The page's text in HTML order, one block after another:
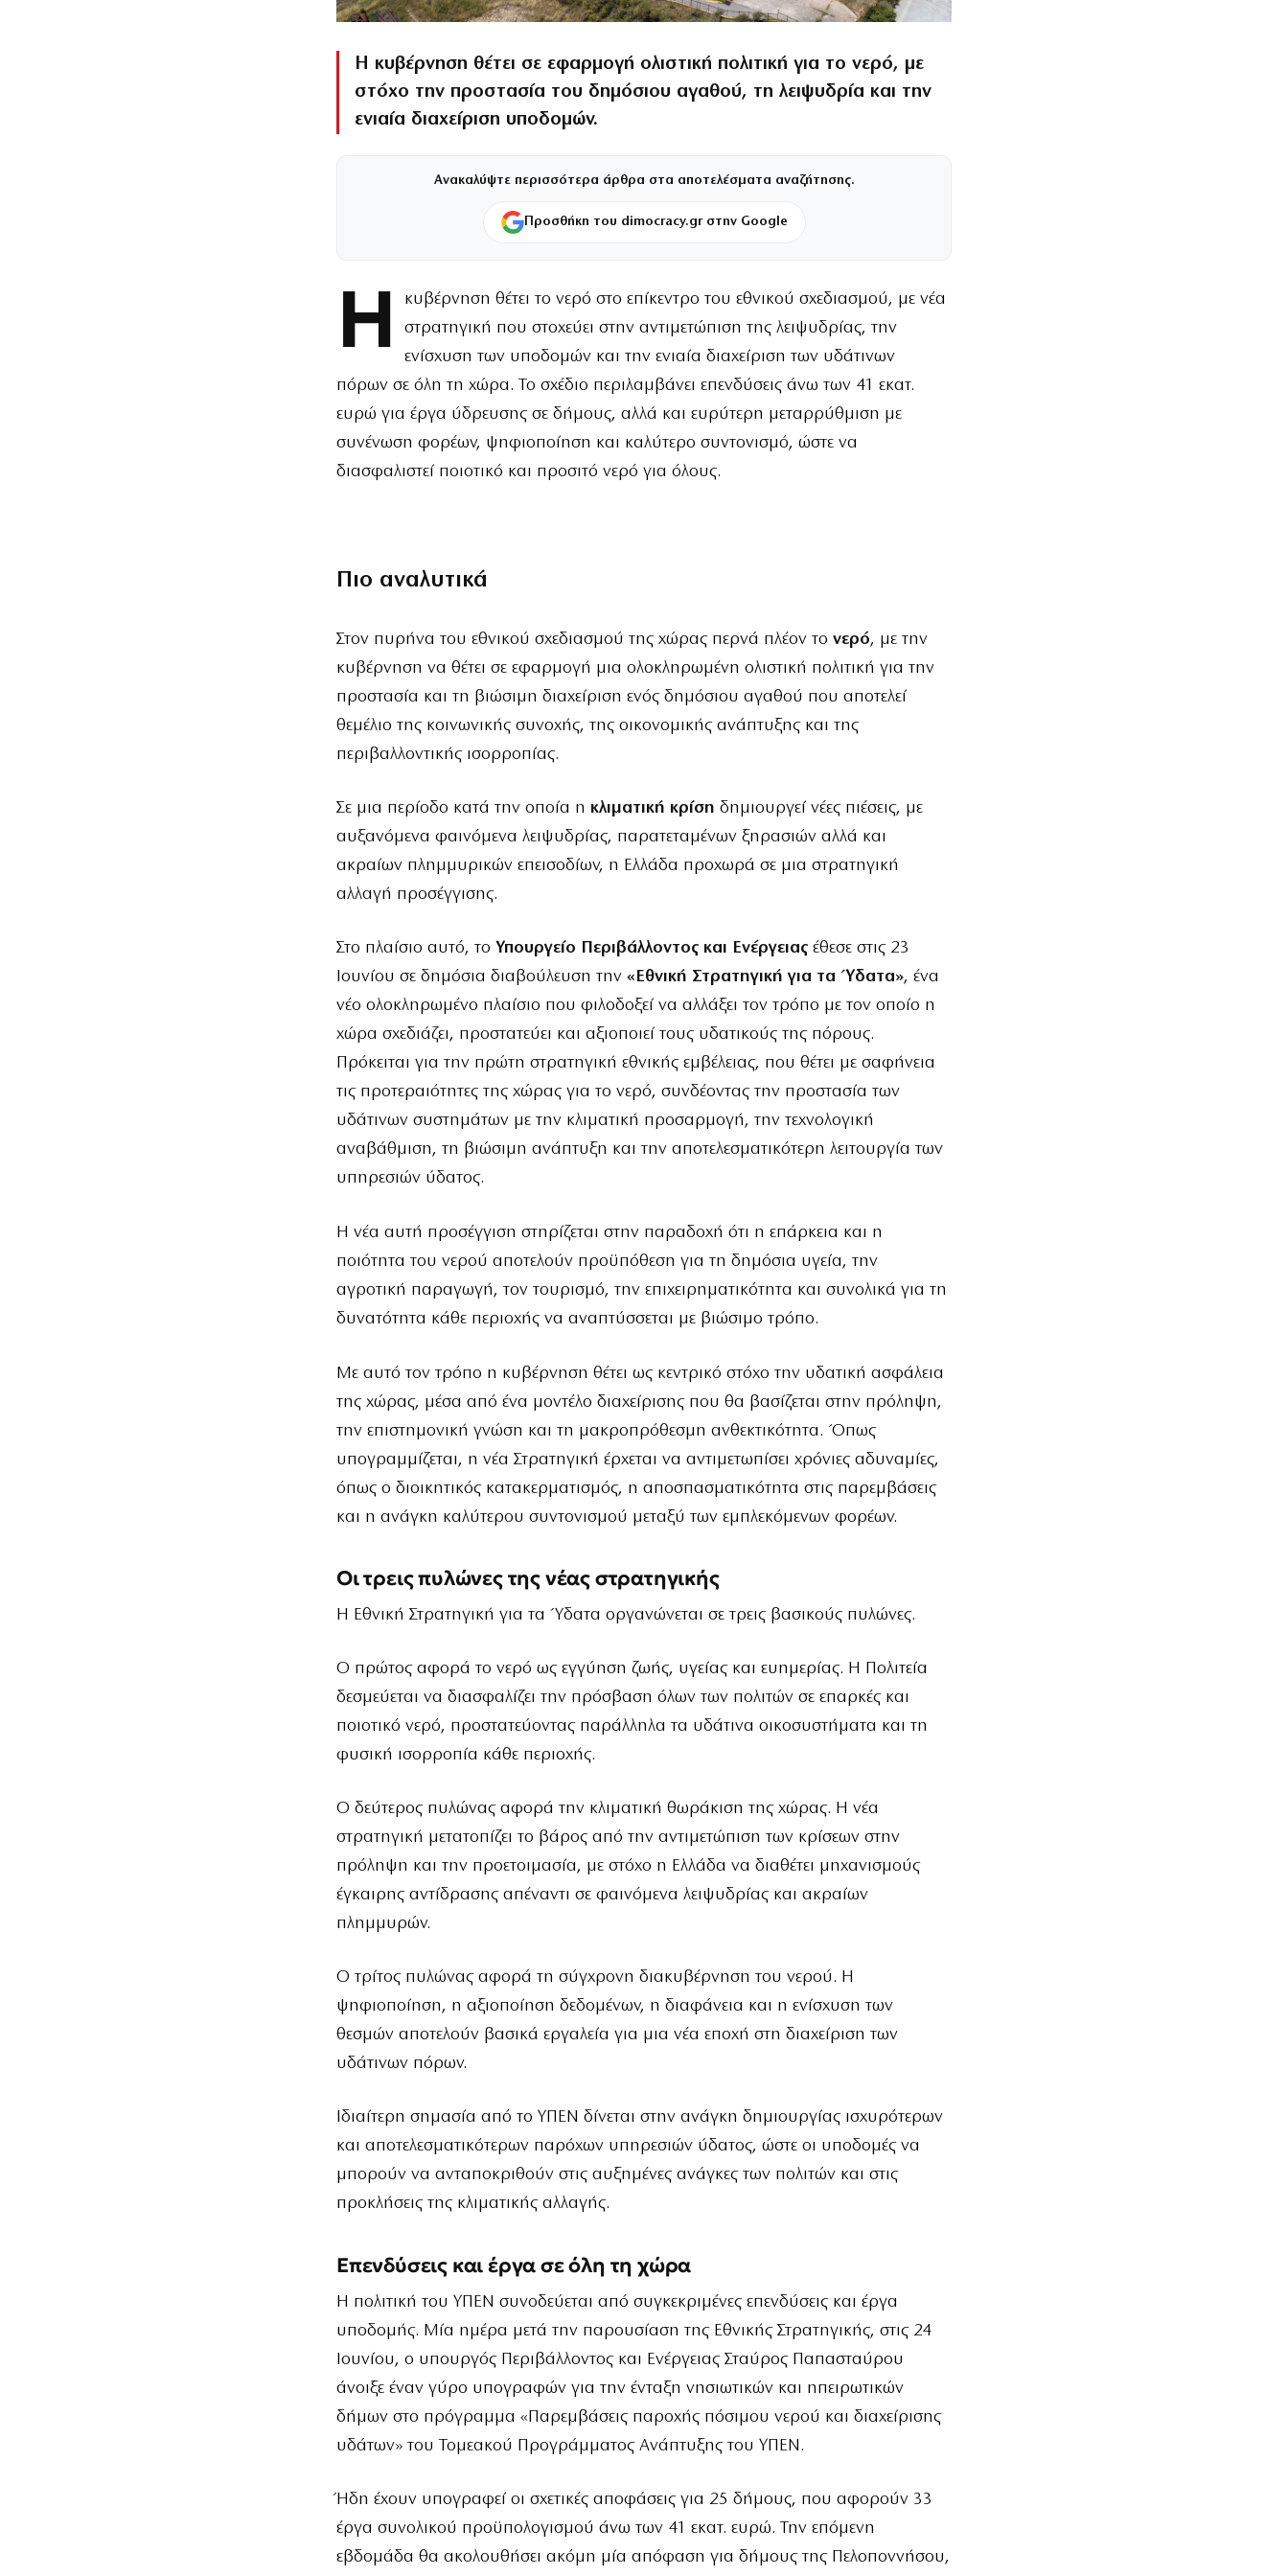
Η κυβέρνηση θέτει σε εφαρμογή ολιστική πολιτική για το νερό, με
στόχο την προστασία του δημόσιου αγαθού, τη λειψυδρία και την
ενιαία διαχείριση υποδομών.
Ανακαλύψτε περισσότερα άρθρα στα αποτελέσματα αναζήτησης.
Προσθήκη του dimocracy.gr στην Google
Η
κυβέρνηση θέτει το νερό στο επίκεντρο του εθνικού σχεδιασμού, με νέα
στρατηγική που στοχεύει στην αντιμετώπιση της λειψυδρίας, την
ενίσχυση των υποδομών και την ενιαία διαχείριση των υδάτινων
πόρων σε όλη τη χώρα. Το σχέδιο περιλαμβάνει επενδύσεις άνω των 41 εκατ.
ευρώ για έργα ύδρευσης σε δήμους, αλλά και ευρύτερη μεταρρύθμιση με
συνένωση φορέων, ψηφιοποίηση και καλύτερο συντονισμό, ώστε να
διασφαλιστεί ποιοτικό και προσιτό νερό για όλους.
Πιο αναλυτικά
Στον πυρήνα του εθνικού σχεδιασμού της χώρας περνά πλέον το νερό, με την
κυβέρνηση να θέτει σε εφαρμογή μια ολοκληρωμένη ολιστική πολιτική για την
προστασία και τη βιώσιμη διαχείριση ενός δημόσιου αγαθού που αποτελεί
θεμέλιο της κοινωνικής συνοχής, της οικονομικής ανάπτυξης και της
περιβαλλοντικής ισορροπίας.
Σε μια περίοδο κατά την οποία η κλιματική κρίση δημιουργεί νέες πιέσεις, με
αυξανόμενα φαινόμενα λειψυδρίας, παρατεταμένων ξηρασιών αλλά και
ακραίων πλημμυρικών επεισοδίων, η Ελλάδα προχωρά σε μια στρατηγική
αλλαγή προσέγγισης.
Στο πλαίσιο αυτό, το Υπουργείο Περιβάλλοντος και Ενέργειας έθεσε στις 23
Ιουνίου σε δημόσια διαβούλευση την «Εθνική Στρατηγική για τα Ύδατα», ένα
νέο ολοκληρωμένο πλαίσιο που φιλοδοξεί να αλλάξει τον τρόπο με τον οποίο η
χώρα σχεδιάζει, προστατεύει και αξιοποιεί τους υδατικούς της πόρους.
Πρόκειται για την πρώτη στρατηγική εθνικής εμβέλειας, που θέτει με σαφήνεια
τις προτεραιότητες της χώρας για το νερό, συνδέοντας την προστασία των
υδάτινων συστημάτων με την κλιματική προσαρμογή, την τεχνολογική
αναβάθμιση, τη βιώσιμη ανάπτυξη και την αποτελεσματικότερη λειτουργία των
υπηρεσιών ύδατος.
Η νέα αυτή προσέγγιση στηρίζεται στην παραδοχή ότι η επάρκεια και η
ποιότητα του νερού αποτελούν προϋπόθεση για τη δημόσια υγεία, την
αγροτική παραγωγή, τον τουρισμό, την επιχειρηματικότητα και συνολικά για τη
δυνατότητα κάθε περιοχής να αναπτύσσεται με βιώσιμο τρόπο.
Με αυτό τον τρόπο η κυβέρνηση θέτει ως κεντρικό στόχο την υδατική ασφάλεια
της χώρας, μέσα από ένα μοντέλο διαχείρισης που θα βασίζεται στην πρόληψη,
την επιστημονική γνώση και τη μακροπρόθεσμη ανθεκτικότητα. Όπως
υπογραμμίζεται, η νέα Στρατηγική έρχεται να αντιμετωπίσει χρόνιες αδυναμίες,
όπως ο διοικητικός κατακερματισμός, η αποσπασματικότητα στις παρεμβάσεις
και η ανάγκη καλύτερου συντονισμού μεταξύ των εμπλεκόμενων φορέων.
Οι τρεις πυλώνες της νέας στρατηγικής
Η Εθνική Στρατηγική για τα Ύδατα οργανώνεται σε τρεις βασικούς πυλώνες.
Ο πρώτος αφορά το νερό ως εγγύηση ζωής, υγείας και ευημερίας. Η Πολιτεία
δεσμεύεται να διασφαλίζει την πρόσβαση όλων των πολιτών σε επαρκές και
ποιοτικό νερό, προστατεύοντας παράλληλα τα υδάτινα οικοσυστήματα και τη
φυσική ισορροπία κάθε περιοχής.
Ο δεύτερος πυλώνας αφορά την κλιματική θωράκιση της χώρας. Η νέα
στρατηγική μετατοπίζει το βάρος από την αντιμετώπιση των κρίσεων στην
πρόληψη και την προετοιμασία, με στόχο η Ελλάδα να διαθέτει μηχανισμούς
έγκαιρης αντίδρασης απέναντι σε φαινόμενα λειψυδρίας και ακραίων
πλημμυρών.
Ο τρίτος πυλώνας αφορά τη σύγχρονη διακυβέρνηση του νερού. Η
ψηφιοποίηση, η αξιοποίηση δεδομένων, η διαφάνεια και η ενίσχυση των
θεσμών αποτελούν βασικά εργαλεία για μια νέα εποχή στη διαχείριση των
υδάτινων πόρων.
Ιδιαίτερη σημασία από το ΥΠΕΝ δίνεται στην ανάγκη δημιουργίας ισχυρότερων
και αποτελεσματικότερων παρόχων υπηρεσιών ύδατος, ώστε οι υποδομές να
μπορούν να ανταποκριθούν στις αυξημένες ανάγκες των πολιτών και στις
προκλήσεις της κλιματικής αλλαγής.
Επενδύσεις και έργα σε όλη τη χώρα
Η πολιτική του ΥΠΕΝ συνοδεύεται από συγκεκριμένες επενδύσεις και έργα
υποδομής. Μία ημέρα μετά την παρουσίαση της Εθνικής Στρατηγικής, στις 24
Ιουνίου, ο υπουργός Περιβάλλοντος και Ενέργειας Σταύρος Παπασταύρου
άνοιξε έναν γύρο υπογραφών για την ένταξη νησιωτικών και ηπειρωτικών
δήμων στο πρόγραμμα «Παρεμβάσεις παροχής πόσιμου νερού και διαχείρισης
υδάτων» του Τομεακού Προγράμματος Ανάπτυξης του ΥΠΕΝ.
Ήδη έχουν υπογραφεί οι σχετικές αποφάσεις για 25 δήμους, που αφορούν 33
έργα συνολικού προϋπολογισμού άνω των 41 εκατ. ευρώ. Την επόμενη
εβδομάδα θα ακολουθήσει ακόμη μία απόφαση για δήμους της Πελοποννήσου,